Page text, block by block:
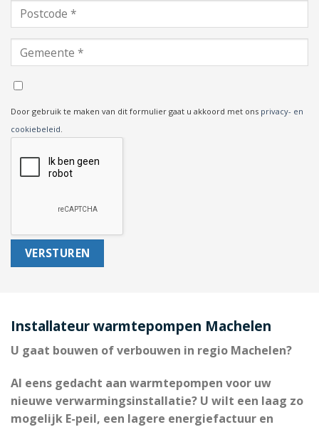
Door gebruik te maken van dit formulier gaat u akkoord met ons privacy- en
cookiebeleid
Installateur warmtepompen Machelen
U gaat bouwen of verbouwen in regio Machelen?
Al eens gedacht aan warmtepompen voor uw
nieuwe verwarmingsinstallatie? U wilt een laag zo
mogelijk E-peil, een lagere energiefactuur en